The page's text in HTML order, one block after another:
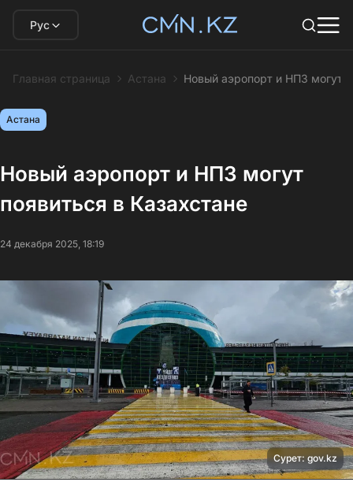
Рус
Главная страница Астана Новый аэропорт и НПЗ могут
Астана
Новый аэропорт и НПЗ могут
появиться в Казахстане
24 декабря 2025, 18:19
Сурет: gov.kz